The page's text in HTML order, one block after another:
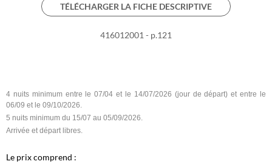
TÉLÉCHARGER LA FICHE DESCRIPTIVE
416012001 - p.121
4 nuits minimum entre le 07/04 et le 14/07/2026 (jour de départ) et entre le
06/09 et le 09/10/2026.
5 nuits minimum du 15/07 au 05/09/2026.
Arrivée et départ libres.
Le prix comprend :